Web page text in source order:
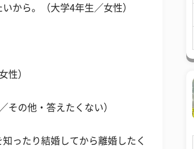
から。（大学4年生／女性）
性）
その他・答えたくない）
ったり結婚してから離婚したく